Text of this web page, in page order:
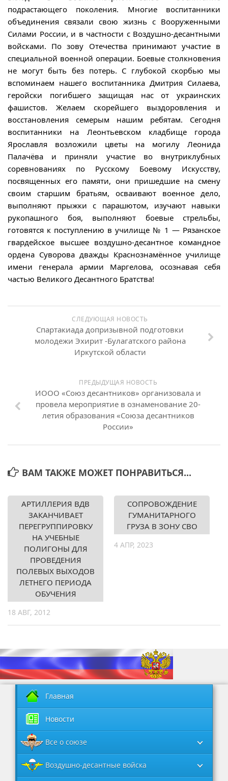
подрастающего поколения. Многие воспитанники
объединения связали свою жизнь с Вооруженными
Силами России, и в частности с Воздушно-десантными
войсками. По зову Отечества принимают участие в
специальной военной операции. Боевые столкновения
не могут быть без потерь. С глубокой скорбью мы
вспоминаем нашего воспитанника Дмитрия Силаева,
геройски погибшего защищая нас от украинских
фашистов. Желаем скорейшего выздоровления и
восстановления семерым нашим ребятам. Сегодня
воспитанники на Леонтьевском кладбище города
Ярославля возложили цветы на могилу Леонида
Палачёва и приняли участие во внутриклубных
соревнованиях по Русскому Боевому Искусству,
посвященных его памяти, они пришедшие на смену
своим старшим братьям, осваивают военное дело,
выполняют прыжки с парашютом, изучают навыки
рукопашного боя, выполняют боевые стрельбы,
готовятся к поступлению в училище № 1 — Рязанское
гвардейское высшее воздушно-десантное командное
ордена Суворова дважды Краснознамённое училище
имени генерала армии Маргелова, осознавая себя
частью Великого Десантного Братства!
СЛЕДУЮЩАЯ НОВОСТЬ
Спартакиада допризывной подготовки
молодежи Эхирит -Булагатского района
Иркутской области
ПРЕДЫДУЩАЯ НОВОСТЬ
ИООО «Союз десантников» организовала и
провела мероприятие в ознаменование 20-
летия образования «Союза десантников
России»
ВАМ ТАКЖЕ МОЖЕТ ПОНРАВИТЬСЯ...
АРТИЛЛЕРИЯ ВДВ
ЗАКАНЧИВАЕТ
ПЕРЕГРУППИРОВКУ
НА УЧЕБНЫЕ
ПОЛИГОНЫ ДЛЯ
ПРОВЕДЕНИЯ
ПОЛЕВЫХ ВЫХОДОВ
ЛЕТНЕГО ПЕРИОДА
ОБУЧЕНИЯ
18 АВГ, 2012
СОПРОВОЖДЕНИЕ
ГУМАНИТАРНОГО
ГРУЗА В ЗОНУ СВО
4 АПР, 2023
Главная
Новости
Все о союзе
Воздушно-десантные войска